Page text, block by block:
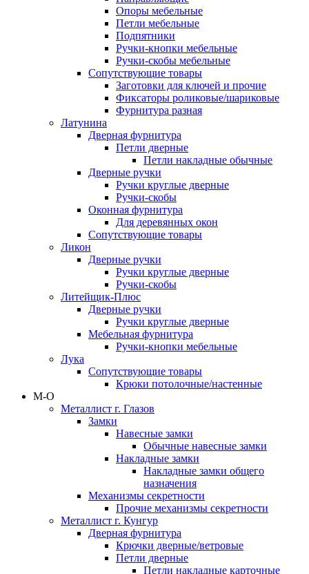
Опоры мебельные
Петли мебельные
Подпятники
Ручки-кнопки мебельные
Ручки-скобы мебельные
Сопутствующие товары
Заготовки для ключей и прочие
Фиксаторы роликовые/шариковые
Фурнитура разная
Латунина
Дверная фурнитура
Петли дверные
Петли накладные обычные
Дверные ручки
Ручки круглые дверные
Ручки-скобы
Оконная фурнитура
Для деревянных окон
Сопутствующие товары
Ликон
Дверные ручки
Ручки круглые дверные
Ручки-скобы
Литейщик-Плюс
Дверные ручки
Ручки круглые дверные
Мебельная фурнитура
Ручки-кнопки мебельные
Лука
Сопутствующие товары
Крюки потолочные/настенные
М-О
Металлист г. Глазов
Замки
Навесные замки
Обычные навесные замки
Накладные замки
Накладные замки общего
назначения
Механизмы секретности
Прочие механизмы секретности
Металлист г. Кунгур
Дверная фурнитура
Крючки дверные/ветровые
Петли дверные
Петли накладные карточные